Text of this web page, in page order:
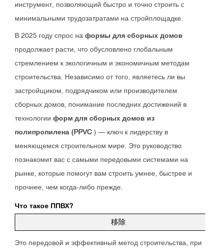
инструмент, позволяющий быстро и точно строить с
минимальными трудозатратами на стройплощадке.
В 2025 году спрос на формы для сборных домов
продолжает расти, что обусловлено глобальным
стремлением к экологичным и экономичным методам
строительства. Независимо от того, являетесь ли вы
застройщиком, подрядчиком или производителем
сборных домов, понимание последних достижений в
технологии форм для сборных домов из
полипропилена (PPVC ) — ключ к лидерству в
меняющемся строительном мире. Это руководство
познакомит вас с самыми передовыми системами на
рынке, которые помогут вам строить умнее, быстрее и
прочнее, чем когда-либо прежде.
Что такое ППВХ?
移除
Это передовой и эффективный метод строительства, при